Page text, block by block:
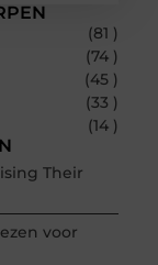
(81 )
(74 )
(45 )
(33 )
(14 )
Their
voor